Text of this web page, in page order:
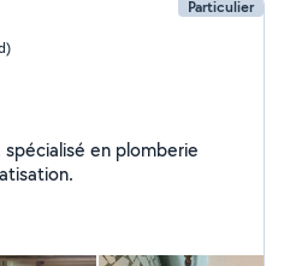
Particulier
en plomberie